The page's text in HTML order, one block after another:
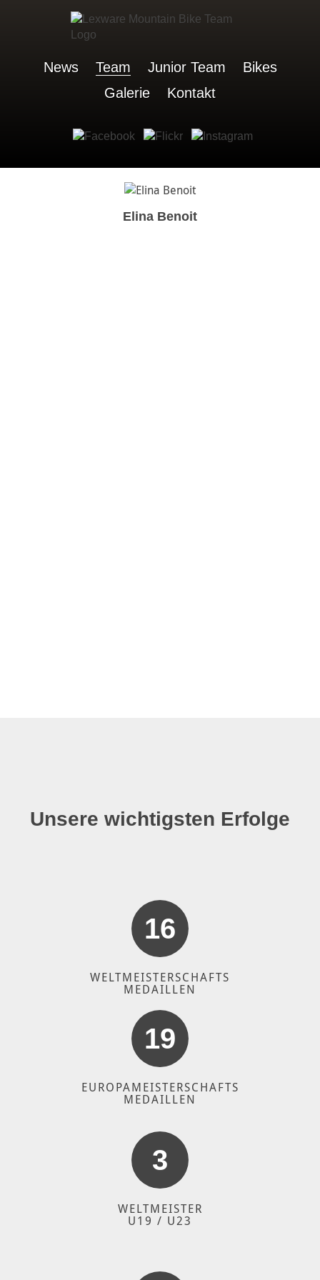
News Team Junior Team
Bikes
Galerie
Kontakt
Elina Benoit
Unsere wichtigsten Erfolge
16
WELTMEISTERSCHAFTS
MEDAILLEN
19
EUROPAMEISTERSCHAFTS
MEDAILLEN
3
WELTMEISTER
U19 / U23